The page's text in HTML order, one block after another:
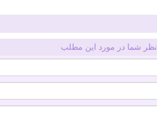
نظر شما در مورد این مطلب